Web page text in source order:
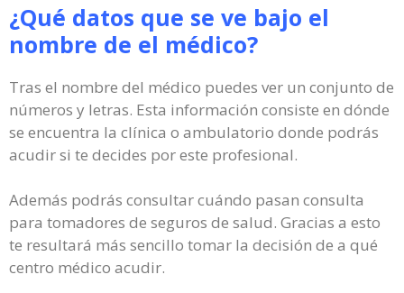
¿Qué datos que se ve bajo el
nombre de el médico?
Tras el nombre del médico puedes ver un conjunto de
números y letras. Esta información consiste en dónde
se encuentra la clínica o ambulatorio donde podrás
acudir si te decides por este profesional.
Además podrás consultar cuándo pasan consulta
para tomadores de seguros de salud. Gracias a esto
te resultará más sencillo tomar la decisión de a qué
centro médico acudir.